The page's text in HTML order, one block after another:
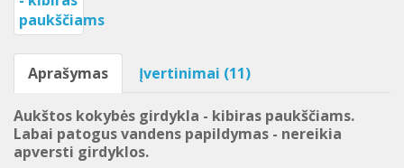
Aprašymas Įvertinimai (11)
Aukštos kokybės girdykla - kibiras paukščiams.
Labai patogus vandens papildymas - nereikia
apversti girdyklos.